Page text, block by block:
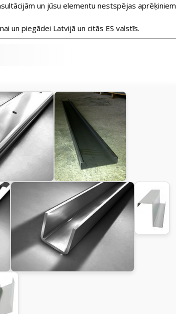
un jūsu elementu nestspējas aprēķiniem
un piegādei Latvijā un citās ES valstīs.